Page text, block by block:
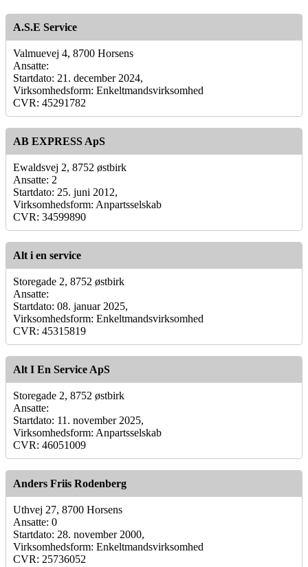
A.S.E Service
Valmuevej 4, 8700 Horsens
Ansatte:
Startdato: 21. december 2024,
Virksomhedsform: Enkeltmandsvirksomhed
CVR: 45291782
AB EXPRESS ApS
Ewaldsvej 2, 8752 østbirk
Ansatte: 2
Startdato: 25. juni 2012,
Virksomhedsform: Anpartsselskab
CVR: 34599890
Alt i en service
Storegade 2, 8752 østbirk
Ansatte:
Startdato: 08. januar 2025,
Virksomhedsform: Enkeltmandsvirksomhed
CVR: 45315819
Alt I En Service ApS
Storegade 2, 8752 østbirk
Ansatte:
Startdato: 11. november 2025,
Virksomhedsform: Anpartsselskab
CVR: 46051009
Anders Friis Rodenberg
Uthvej 27, 8700 Horsens
Ansatte: 0
Startdato: 28. november 2000,
Virksomhedsform: Enkeltmandsvirksomhed
CVR: 25736052